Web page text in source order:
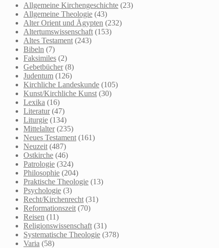
Allgemeine Kirchengeschichte (23)
Allgemeine Theologie (43)
Alter Orient und Ägypten (232)
Altertumswissenschaft (153)
Altes Testament (243)
Bibeln (7)
Faksimiles (2)
Gebetbücher (8)
Judentum (126)
Kirchliche Landeskunde (105)
Kunst/Kirchliche Kunst (30)
Lexika (16)
Literatur (47)
Liturgie (134)
Mittelalter (235)
Neues Testament (161)
Neuzeit (487)
Ostkirche (46)
Patrologie (324)
Philosophie (204)
Praktische Theologie (13)
Psychologie (3)
Recht/Kirchenrecht (31)
Reformationszeit (70)
Reisen (11)
Religionswissenschaft (31)
Systematische Theologie (378)
Varia (58)